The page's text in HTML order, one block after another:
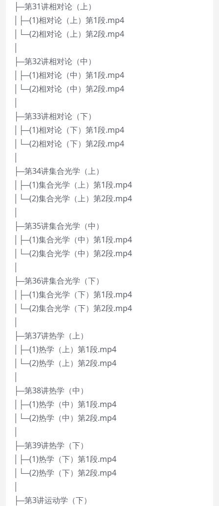
├─第31讲相对论（上）
│├─(1)相对论（上）第1段.mp4
│└─(2)相对论（上）第2段.mp4
├─第32讲相对论（中）
│├─(1)相对论（中）第1段.mp4
│└─(2)相对论（中）第2段.mp4
├─第33讲相对论（下）
│├─(1)相对论（下）第1段.mp4
│└─(2)相对论（下）第2段.mp4
├─第34讲集合光学（上）
│├─(1)集合光学（上）第1段.mp4
│└─(2)集合光学（上）第2段.mp4
├─第35讲集合光学（中）
│├─(1)集合光学（中）第1段.mp4
│└─(2)集合光学（中）第2段.mp4
├─第36讲集合光学（下）
│├─(1)集合光学（下）第1段.mp4
│└─(2)集合光学（下）第2段.mp4
├─第37讲热学（上）
│├─(1)热学（上）第1段.mp4
│└─(2)热学（上）第2段.mp4
├─第38讲热学（中）
│├─(1)热学（中）第1段.mp4
│└─(2)热学（中）第2段.mp4
├─第39讲热学（下）
│├─(1)热学（下）第1段.mp4
│└─(2)热学（下）第2段.mp4
├─第3讲运动学（下）